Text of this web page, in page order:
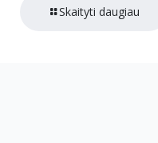
Skaityti daugiau